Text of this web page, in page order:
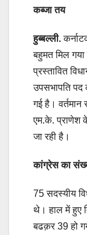
कब्जा तय
हुब्बल्ली.
बहुमत मिल
प्रस्तावित
उपसभापति पद
गई है। वर्तमान
एम.के. प्राणेश
जा रही है।
कांग्रेस का
75 सदस्यीय
थे। हाल में हुए
बढक़र 39 हो